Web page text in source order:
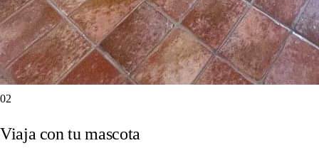
02
Viaja con tu mascota